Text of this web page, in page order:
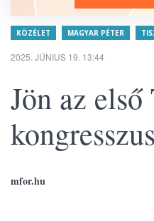
KÖZÉLET MAGYAR PÉTER
2025. JÚNIUS 19. 13:44
Jön az első
kongresszus
mfor.hu